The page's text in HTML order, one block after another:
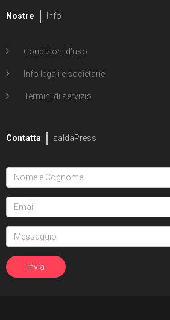
Nostre Info
Condizioni d'uso
Info legali e societarie
Termini di servizio
Contatta saldaPress